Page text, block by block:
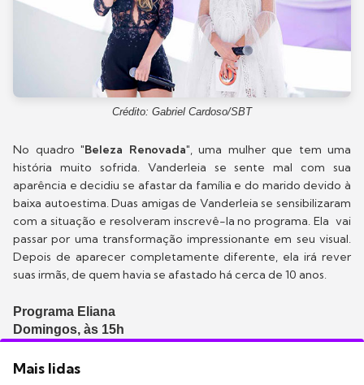
Crédito: Gabriel Cardoso/SBT
No quadro "Beleza Renovada", uma mulher que tem uma
história muito sofrida. Vanderleia se sente mal com sua
aparência e decidiu se afastar da família e do marido devido à
baixa autoestima. Duas amigas de Vanderleia se sensibilizaram
com a situação e resolveram inscrevê-la no programa. Ela vai
passar por uma transformação impressionante em seu visual.
Depois de aparecer completamente diferente, ela irá rever
suas irmãs, de quem havia se afastado há cerca de 10 anos.
Programa Eliana
Domingos, às 15h
Mais lidas